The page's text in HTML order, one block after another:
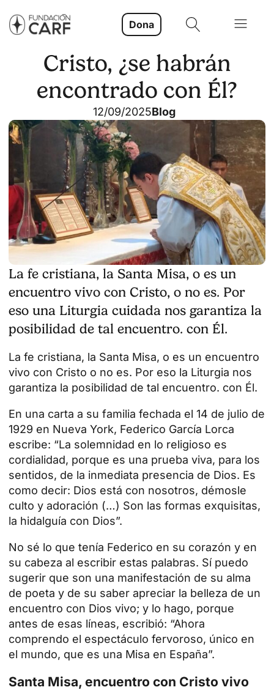
Dona
Cristo, ¿se habrán
encontrado con Él?
12/09/2025Blog
La fe cristiana, la Santa Misa, o es un
encuentro vivo con Cristo, o no es. Por
eso una Liturgia cuidada nos garantiza la
posibilidad de tal encuentro. con Él.
La fe cristiana, la Santa Misa, o es un encuentro
vivo con Cristo o no es. Por eso la Liturgia nos
garantiza la posibilidad de tal encuentro. con Él.
En una carta a su familia fechada el 14 de julio de
1929 en Nueva York, Federico García Lorca
escribe: “La solemnidad en lo religioso es
cordialidad, porque es una prueba viva, para los
sentidos, de la inmediata presencia de Dios. Es
como decir: Dios está con nosotros, démosle
culto y adoración (…) Son las formas exquisitas,
la hidalguía con Dios”.
No sé lo que tenía Federico en su corazón y en
su cabeza al escribir estas palabras. Sí puedo
sugerir que son una manifestación de su alma
de poeta y de su saber apreciar la belleza de un
encuentro con Dios vivo; y lo hago, porque
antes de esas líneas, escribió: “Ahora
comprendo el espectáculo fervoroso, único en
el mundo, que es una Misa en España”.
Santa Misa, encuentro con Cristo vivo